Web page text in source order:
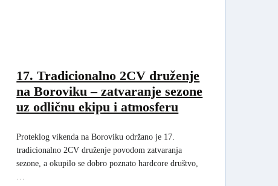
17. Tradicionalno 2CV druženje
na Boroviku – zatvaranje sezone
uz odličnu ekipu i atmosferu
Proteklog vikenda na Boroviku održano je 17.
tradicionalno 2CV druženje povodom zatvaranja
sezone, a okupilo se dobro poznato hardcore društvo,